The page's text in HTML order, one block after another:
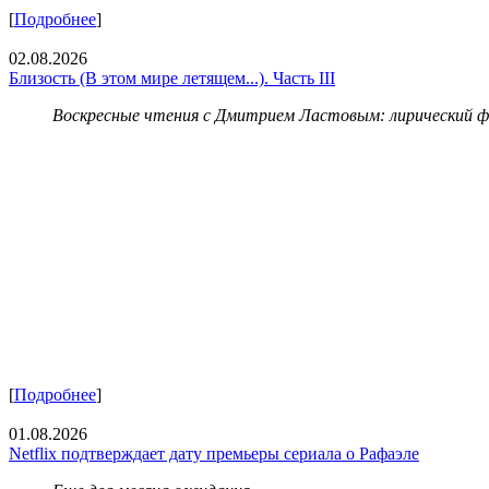
[Подробнее]
02.08.2026
Близость (В этом мире летящем...). Часть III
Воскресные чтения с Дмитрием Ластовым: лирический
[Подробнее]
01.08.2026
Netflix подтверждает дату премьеры сериала о Рафаэле